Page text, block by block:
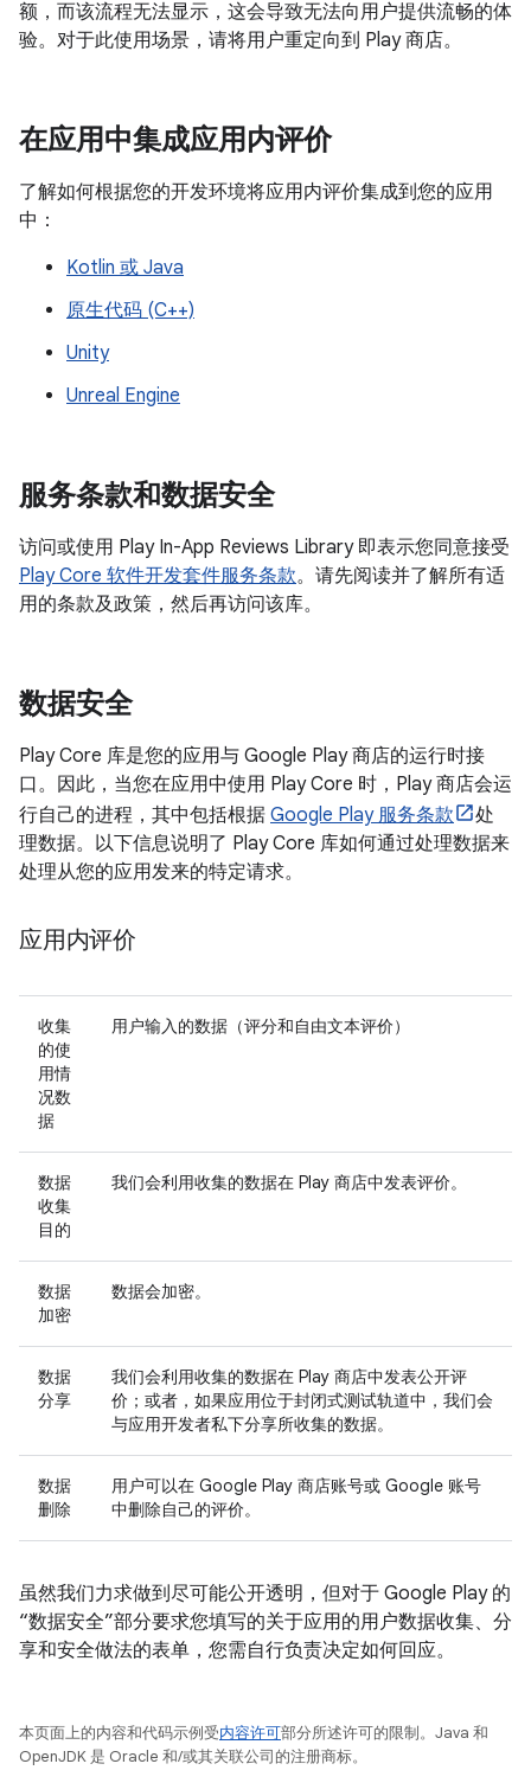
额，而该流程无法显示，这会导致无法向用户提供流畅的体
验。对于此使用场景，请将用户重定向到 Play 商店。
在应用中集成应用内评价
了解如何根据您的开发环境将应用内评价集成到您的应用
中：
Kotlin 或 Java
原生代码 (C++)
Unity
Unreal Engine
服务条款和数据安全
访问或使用 Play In-App Reviews Library 即表示您同意接受
Play Core 软件开发套件服务条款。请先阅读并了解所有适
用的条款及政策，然后再访问该库。
数据安全
Play Core 库是您的应用与 Google Play 商店的运行时接
口。因此，当您在应用中使用 Play Core 时，Play 商店会运
行自己的进程，其中包括根据 Google Play 服务条款
处
理数据。以下信息说明了 Play Core 库如何通过处理数据来
处理从您的应用发来的特定请求。
应用内评价
收集
的使
用情
况数
据
用户输入的数据（评分和自由文本评价）
数据
收集
目的
我们会利用收集的数据在 Play 商店中发表评价。
数据
加密
数据会加密。
数据
分享
我们会利用收集的数据在 Play 商店中发表公开评
价；或者，如果应用位于封闭式测试轨道中，我们会
与应用开发者私下分享所收集的数据。
数据
删除
用户可以在 Google Play 商店账号或 Google 账号
中删除自己的评价。
虽然我们力求做到尽可能公开透明，但对于 Google Play 的
“数据安全”部分要求您填写的关于应用的用户数据收集、分
享和安全做法的表单，您需自行负责决定如何回应。
本页面上的内容和代码示例受内容许可部分所述许可的限制。Java 和
OpenJDK 是 Oracle 和/或其关联公司的注册商标。